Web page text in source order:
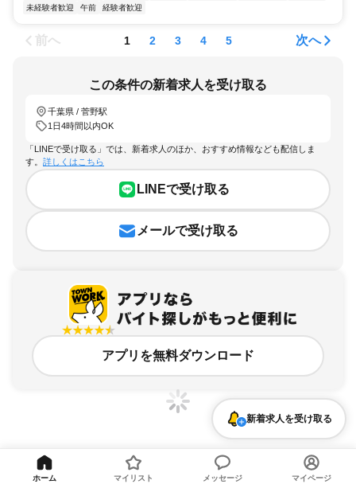
未経験者歓迎
午前 経験者歓迎
前へ 1 2 3 4 5 次へ
この条件の新着求人を受け取る
千葉県 / 菅野駅
1日4時間以内OK
「LINEで受け取る」では、新着求人のほか、おすすめ情報なども配信しま
す。 詳しくはこちら
LINEで受け取る
メールで受け取る
アプリを無料ダウンロード
千葉県、菅野駅、1日4時間以内OKのアルバイト・バイト求人情報
新着求人を受け取る
ホーム マイリスト メッセージ マイページ